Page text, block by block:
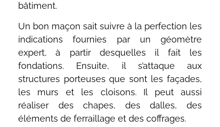
bâtiment.
Un bon maçon sait suivre à la perfection les
indications fournies par un géomètre
expert, à partir desquelles il fait les
fondations. Ensuite, il s’attaque aux
structures porteuses que sont les façades,
les murs et les cloisons. Il peut aussi
réaliser des chapes, des dalles, des
éléments de ferraillage et des coffrages.